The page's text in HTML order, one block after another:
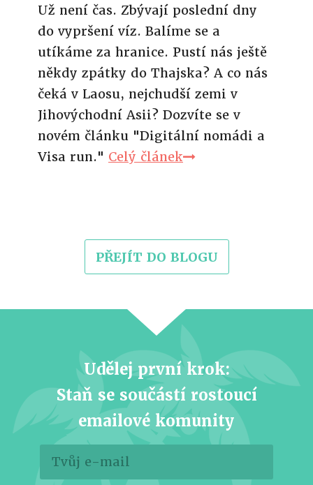
Už není čas. Zbývají poslední dny
do vypršení víz. Balíme se a
utíkáme za hranice. Pustí nás ještě
někdy zpátky do Thajska? A co nás
čeká v Laosu, nejchudší zemi v
Jihovýchodní Asii? Dozvíte se v
novém článku "Digitální nomádi a
Visa run." Celý článek
PŘEJÍT DO BLOGU
Udělej první krok:
Staň se součástí rostoucí
emailové komunity